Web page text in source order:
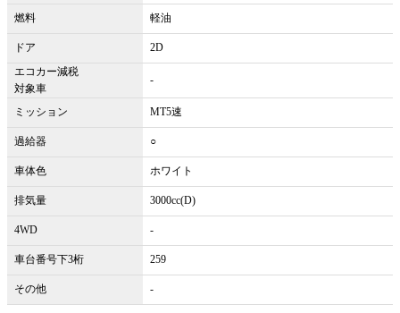
燃料 軽油
ドア
2D
エコカー減税
対象車
-
ミッション MT5速
過給器 ○
車体色 ホワイト
排気量 3000cc(D)
4WD -
車台番号下3桁 259
その他 -